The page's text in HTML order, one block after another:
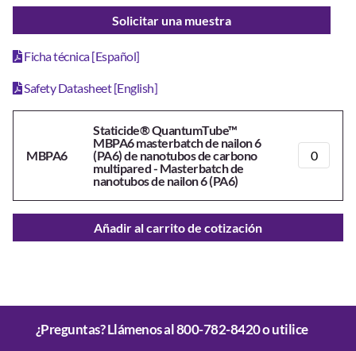
Solicitar una muestra
Ficha técnica [Español]
Safety Datasheet [English]
MBPA6
Staticide® QuantumTube™
MBPA6 masterbatch de nailon 6
(PA6) de nanotubos de carbono
multipared - Masterbatch de
nanotubos de nailon 6 (PA6)
Añadir al carrito de cotización
¿Preguntas? Llámenos al800-782-8420o utilice